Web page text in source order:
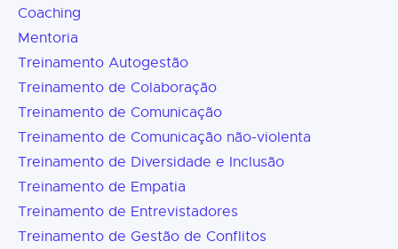
Coaching
Mentoria
Treinamento Autogestão
Treinamento de Colaboração
Treinamento de Comunicação
Treinamento de Comunicação não-violenta
Treinamento de Diversidade e Inclusão
Treinamento de Empatia
Treinamento de Entrevistadores
Treinamento de Gestão de Conflitos